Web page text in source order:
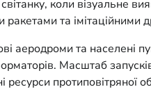
коли
ракетами та
аеродроми та населені
Масштаб
ресурси протиповітряної